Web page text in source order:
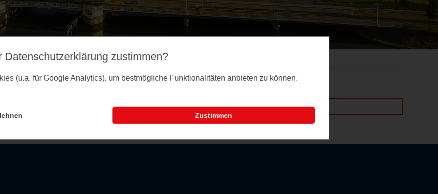
Datenschutz­erklärung zustimmen?
(u.a. für Google Analytics), um bestmögliche Funktionalitäten anbieten zu können.
Zustimmen